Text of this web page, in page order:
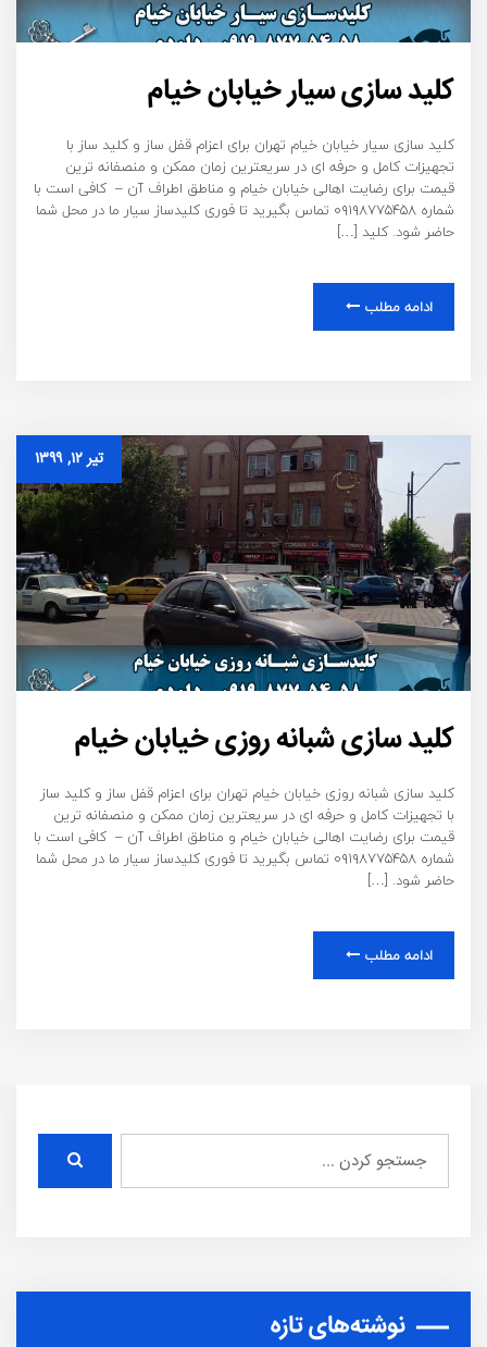
کلید سازی سیار خیابان خیام
کلید سازی سیار خیابان خیام تهران برای اعزام قفل ساز و کلید ساز با
تجهیزات کامل و حرفه ای در سریعترین زمان ممکن و منصفانه ترین
قیمت برای رضایت اهالی خیابان خیام و مناطق اطراف آن – کافی است با
شماره ۰۹۱۹۸۷۷۵۴۵۸ تماس بگیرید تا فوری کلیدساز سیار ما در محل شما
حاضر شود. کلید […]
ادامه مطلب
تیر ۱۲, ۱۳۹۹
کلید سازی شبانه روزی خیابان خیام
کلید سازی شبانه روزی خیابان خیام تهران برای اعزام قفل ساز و کلید ساز
با تجهیزات کامل و حرفه ای در سریعترین زمان ممکن و منصفانه ترین
قیمت برای رضایت اهالی خیابان خیام و مناطق اطراف آن – کافی است با
شماره ۰۹۱۹۸۷۷۵۴۵۸ تماس بگیرید تا فوری کلیدساز سیار ما در محل شما
حاضر شود. […]
ادامه مطلب
نوشته‌های تازه